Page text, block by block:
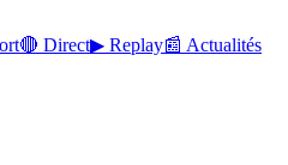
🔴 Direct▶ Replay📰 Actualités